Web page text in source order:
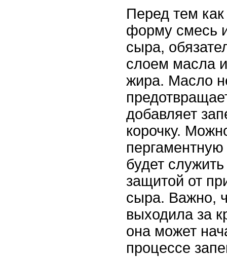
Перед тем
форму смесь
сыра,
слоем масла
жира. Масло
добавляет
корочку.
пергаментную
будет
защитой от
сыра. Важно,
выходила за
она может
процессе